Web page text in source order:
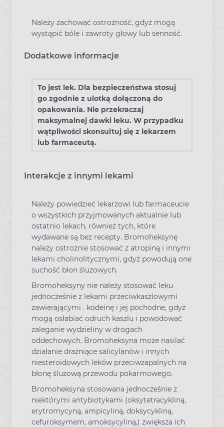
Należy zachować ostrożność, gdyż mogą
wystąpić bóle i zawroty głowy lub senność.
Dodatkowe informacje
To jest lek. Dla bezpieczeństwa stosuj
go zgodnie z ulotką dołączoną do
opakowania. Nie przekraczaj
maksymalnej dawki leku. W przypadku
wątpliwości skonsultuj się z lekarzem
lub farmaceutą.
Interakcje z innymi lekami
Należy powiedzieć lekarzowi lub farmaceucie
o wszystkich przyjmowanych aktualnie lub
ostatnio lekach, również tych, które
wydawane są bez recepty. Bromoheksynę
należy ostrożnie stosować z atropiną i innymi
lekami cholinolitycznymi, gdyż powodują one
suchość błon śluzowych.
Bromoheksyny nie należy stosować leku
jednocześnie z lekami przeciwkaszlowymi
zawierającymi . kodeinę i jej pochodne, gdyż
mogą osłabiać odruch kaszlu i powodować
zaleganie wydzieliny w drogach
oddechowych. Bromoheksyna może nasilać
działanie drażniące salicylanów i innych
niesteroidowych leków przeciwzapalnych na
błonę śluzową przewodu pokarmowego.
Bromoheksyna stosowana jednocześnie z
niektórymi antybiotykami (oksytetracykliną,
erytromycyną, ampicyliną, doksycykliną,
cefuroksymem, amoksycyliną,) zwiększa ich